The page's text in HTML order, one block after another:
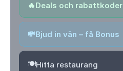
🔥Deals och rabattkoder
💸Bjud in vän – få Bonus
🍽️Hitta restaurang